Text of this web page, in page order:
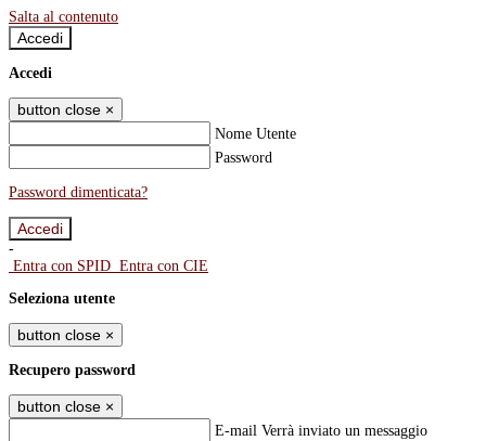
Salta al contenuto
Accedi
Accedi
button close ×
Nome Utente
Password
Password dimenticata?
-
Entra con SPID Entra con CIE
Seleziona utente
button close ×
Recupero password
button close ×
E-mail Verrà inviato un messaggio